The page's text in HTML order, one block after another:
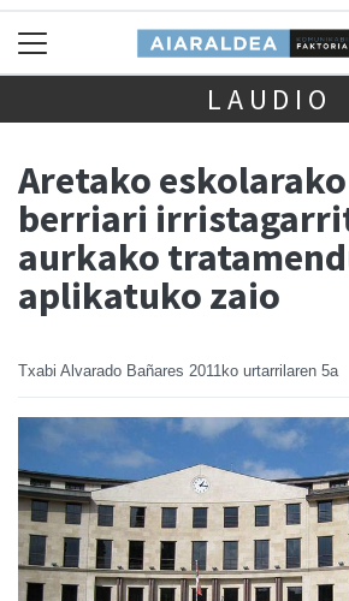
LAUDIO
Aretako
berriari
aurkako
aplikatuko zaio
Txabi Alvarado Bañares 2011ko urtarrilaren 5a